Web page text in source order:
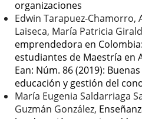
organizaciones
Edwin Tarapuez-Chamorro,
Laiseca, María Patricia
emprendedora en
estudiantes de Maestría en
Ean: Núm. 86 (2019):
educación y gestión del
María Eugenia Saldarriaga
Guzmán González,